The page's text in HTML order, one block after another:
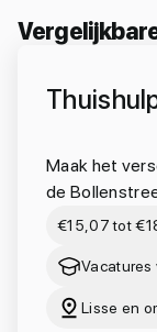
Maak het
de
€15,07 tot
Lisse en